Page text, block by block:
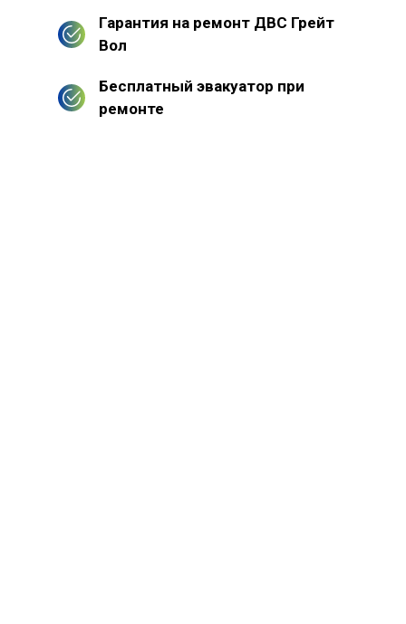
Гарантия на ремонт ДВС Грейт
Вол
Бесплатный эвакуатор при
ремонте